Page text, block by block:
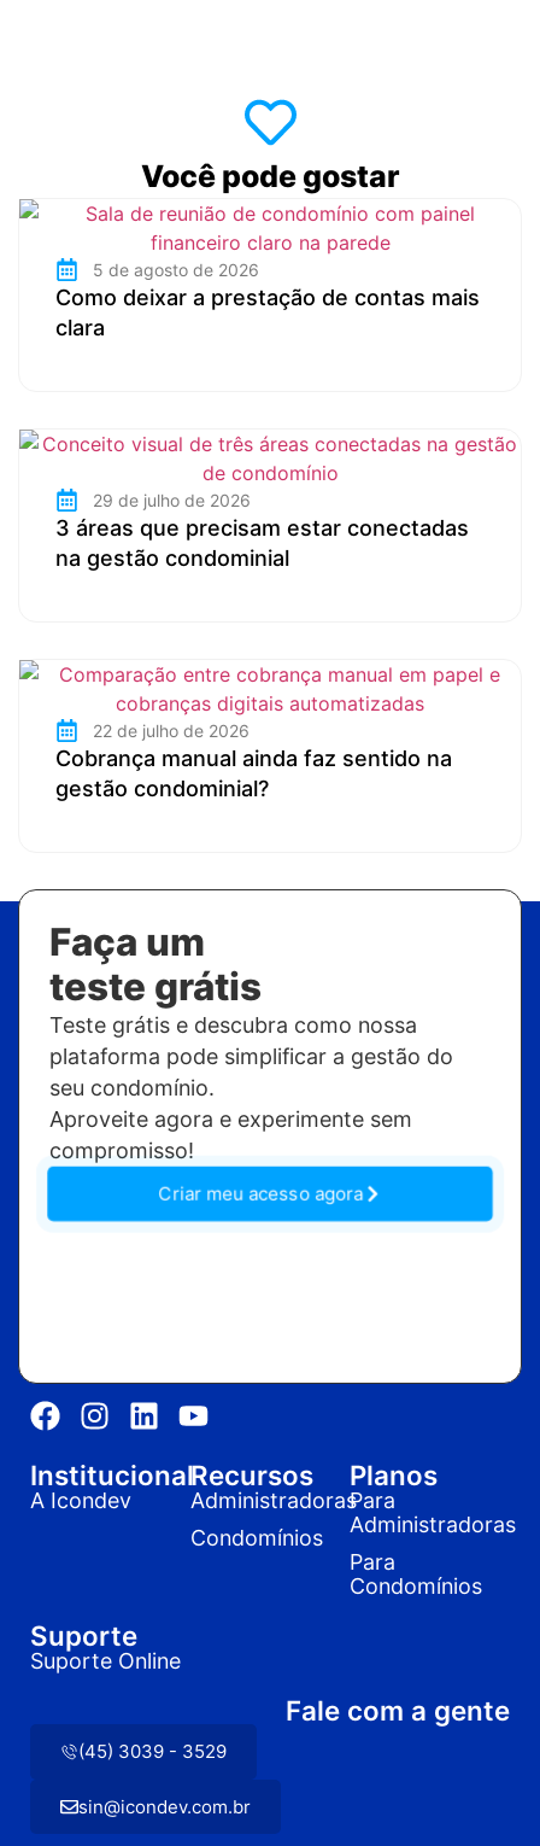
Você pode gostar
5 de agosto de 2026
Como deixar a prestação de contas mais
clara
29 de julho de 2026
3 áreas que precisam estar conectadas
na gestão condominial
22 de julho de 2026
Cobrança manual ainda faz sentido na
gestão condominial?
Faça um
teste grátis
Teste grátis e descubra como nossa
plataforma pode simplificar a gestão do
seu condomínio.
Aproveite agora e experimente sem
compromisso!
Criar meu acesso agora
Institucional
A Icondev
Recursos
Administradoras
Condomínios
Planos
Para
Administradoras
Para
Condomínios
Suporte
Suporte Online
Fale com a gente
(45) 3039 - 3529
sin@icondev.com.br